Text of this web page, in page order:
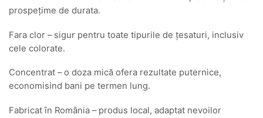
prospețime de durata.
Fara clor – sigur pentru toate tipurile de țesaturi, inclusiv
cele colorate.
Concentrat – o doza mică ofera rezultate puternice,
economisind bani pe termen lung.
Fabricat în România – produs local, adaptat nevoilor